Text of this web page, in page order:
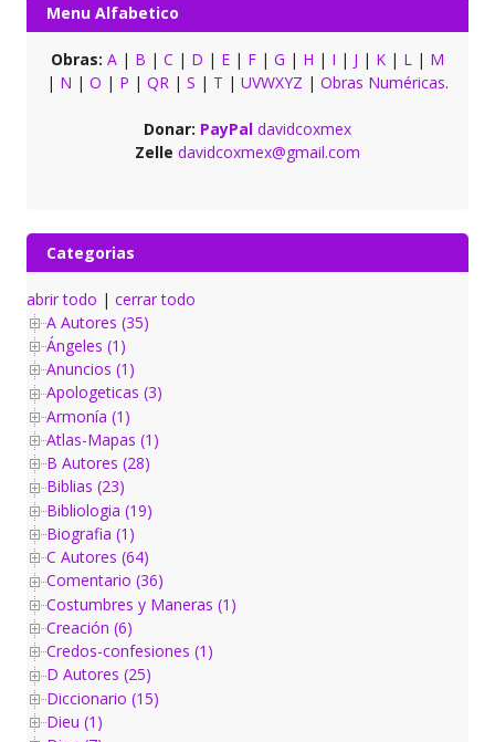
Menu Alfabetico
Obras: A | B | C | D | E | F | G | H | I | J | K | L | M
| N | O | P | QR | S | T | UVWXYZ | Obras Numéricas.
Donar: PayPal davidcoxmex
Zelle davidcoxmex@gmail.com
Categorias
abrir todo | cerrar todo
A Autores (35)
Ángeles (1)
Anuncios (1)
Apologeticas (3)
Armonía (1)
Atlas-Mapas (1)
B Autores (28)
Biblias (23)
Bibliologia (19)
Biografia (1)
C Autores (64)
Comentario (36)
Costumbres y Maneras (1)
Creación (6)
Credos-confesiones (1)
D Autores (25)
Diccionario (15)
Dieu (1)